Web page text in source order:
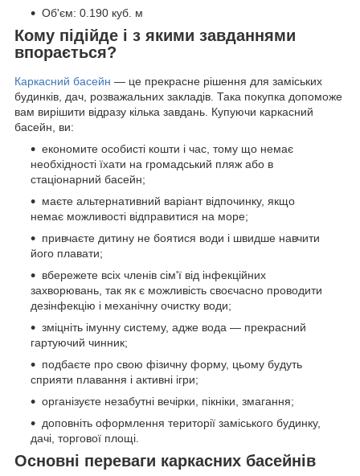
Об'єм: 0.190 куб. м
Кому підійде і з якими завданнями
впорається?
Каркасний басейн — це прекрасне рішення для заміських
будинків, дач, розважальних закладів. Така покупка допоможе
вам вирішити відразу кілька завдань. Купуючи каркасний
басейн, ви:
економите особисті кошти і час, тому що немає
необхідності їхати на громадський пляж або в
стаціонарний басейн;
маєте альтернативний варіант відпочинку, якщо
немає можливості відправитися на море;
привчаєте дитину не боятися води і швидше навчити
його плавати;
вбережете всіх членів сім'ї від інфекційних
захворювань, так як є можливість своєчасно проводити
дезінфекцію і механічну очистку води;
зміцніть імунну систему, адже вода — прекрасний
гартуючий чинник;
подбаєте про свою фізичну форму, цьому будуть
сприяти плавання і активні ігри;
організуєте незабутні вечірки, пікніки, змагання;
доповніть оформлення території заміського будинку,
дачі, торгової площі.
Основні переваги каркасних басейнів